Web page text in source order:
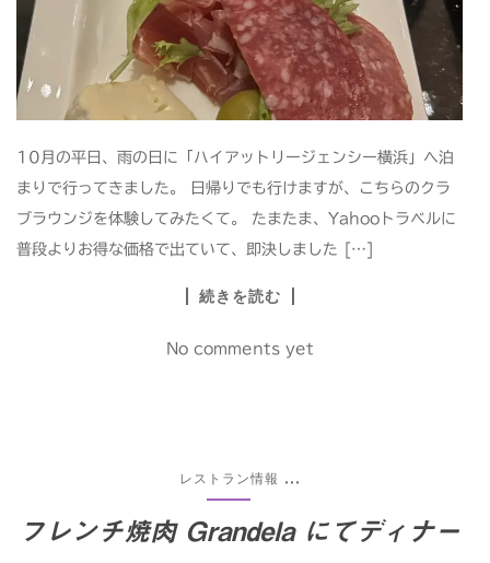
10月の平日、雨の日に「ハイアットリージェンシー横浜」へ泊
まりで行ってきました。 日帰りでも行けますが、こちらのクラ
ブラウンジを体験してみたくて。 たまたま、Yahooトラベルに
普段よりお得な価格で出ていて、即決しました […]
続きを読む
No comments yet
レストラン情報
フレンチ焼肉 Grandela にてディナー